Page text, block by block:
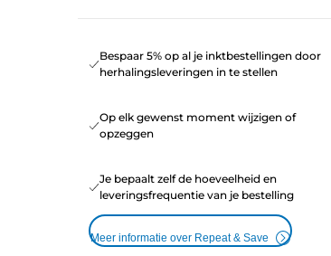
Bespaar 5% op al je inktbestellingen door
herhalingsleveringen in te stellen
Op elk gewenst moment wijzigen of
opzeggen
Je bepaalt zelf de hoeveelheid en
leveringsfrequentie van je bestelling
Meer informatie over Repeat & Save